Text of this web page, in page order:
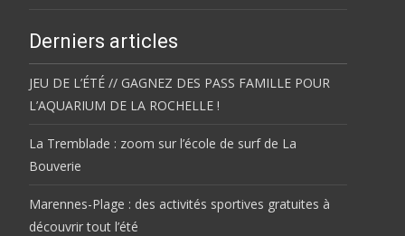
Derniers articles
JEU DE L’ÉTÉ // GAGNEZ DES PASS FAMILLE POUR
L’AQUARIUM DE LA ROCHELLE !
La Tremblade : zoom sur l’école de surf de La
Bouverie
Marennes-Plage : des activités sportives gratuites à
découvrir tout l’été